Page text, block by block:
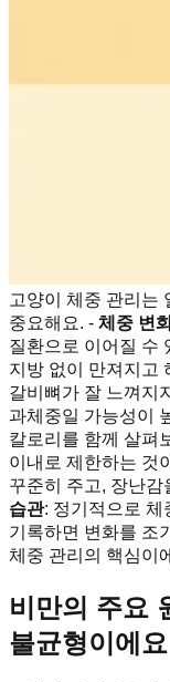
고양이 체중 관리는
중요해요. - 체중 변
질환으로 이어질 수
지방 없이 만져지고
갈비뼈가 잘 느껴지
과체중일 가능성이
칼로리를 함께 살펴
이내로 제한하는 것
꾸준히 주고, 장난
습관: 정기적으로 체
기록하면 변화를 조
체중 관리의 핵심이
비만의 주요
불균형이에요